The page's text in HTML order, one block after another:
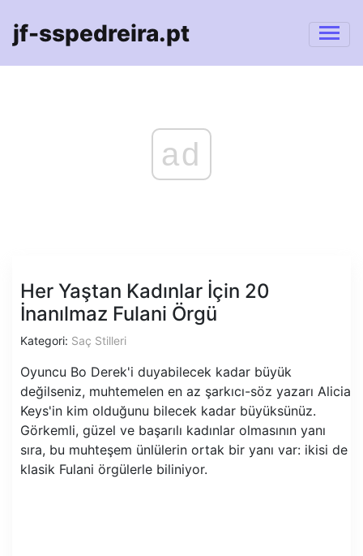
jf-sspedreira.pt
ad
Her Yaştan Kadınlar İçin 20
İnanılmaz Fulani Örgü
Kategori: Saç Stilleri
Oyuncu Bo Derek'i duyabilecek kadar büyük
değilseniz, muhtemelen en az şarkıcı-söz yazarı Alicia
Keys'in kim olduğunu bilecek kadar büyüksünüz.
Görkemli, güzel ve başarılı kadınlar olmasının yanı
sıra, bu muhteşem ünlülerin ortak bir yanı var: ikisi de
klasik Fulani örgülerle biliniyor.